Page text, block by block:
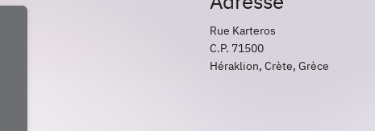
Rue Karteros
C.P. 71500
Héraklion, Crète, Grèce